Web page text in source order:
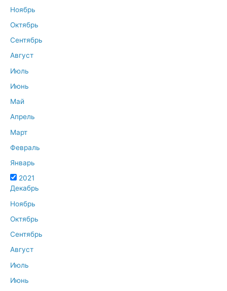
Ноябрь
Октябрь
Сентябрь
Август
Июль
Июнь
Май
Апрель
Март
Февраль
Январь
2021
Декабрь
Ноябрь
Октябрь
Сентябрь
Август
Июль
Июнь